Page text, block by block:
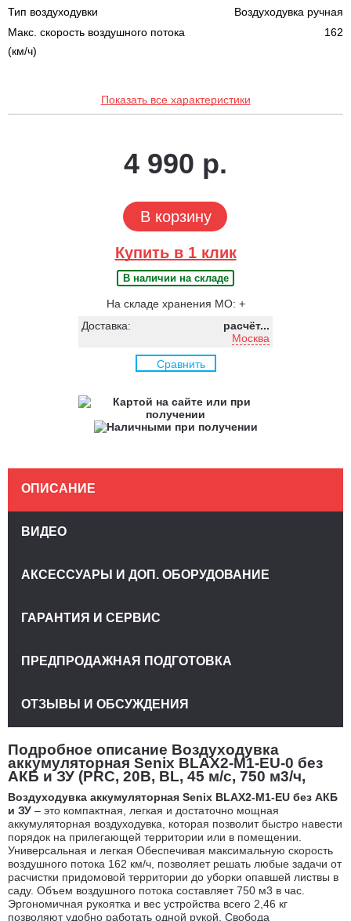
Тип воздуходувки
Воздуходувка ручная
Макс. скорость воздушного потока
(км/ч)
162
Показать все характеристики
4 990 р.
В корзину
Купить в 1 клик
В наличии на складе
На складе хранения МО: +
Доставка:
расчёт...
Москва
Сравнить
Подробное описание Воздуходувка
аккумуляторная Senix BLAX2-M1-EU-0 без
АКБ и ЗУ (PRC, 20В, BL, 45 м/с, 750 м3/ч,
Воздуходувка аккумуляторная Senix BLAX2-M1-EU без АКБ
и ЗУ – это компактная, легкая и достаточно мощная
аккумуляторная воздуходувка, которая позволит быстро навести
порядок на прилегающей территории или в помещении.
Универсальная и легкая Обеспечивая максимальную скорость
воздушного потока 162 км/ч, позволяет решать любые задачи от
расчистки придомовой территории до уборки опавшей листвы в
саду. Объем воздушного потока составляет 750 м3 в час.
Эргономичная рукоятка и вес устройства всего 2,46 кг
позволяют удобно работать одной рукой. Свобода
ОПИСАНИЕ
ВИДЕО
АКСЕССУАРЫ И ДОП. ОБОРУДОВАНИЕ
ГАРАНТИЯ И СЕРВИС
ПРЕДПРОДАЖНАЯ ПОДГОТОВКА
ОТЗЫВЫ И ОБСУЖДЕНИЯ